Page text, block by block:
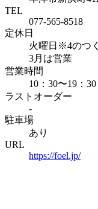
TEL
077-565-8518
定休日
火曜日※4のつ
3月は営業
営業時間
10：30〜19：30
ラストオーダー
-
駐車場
あり
URL
https://foel.jp/